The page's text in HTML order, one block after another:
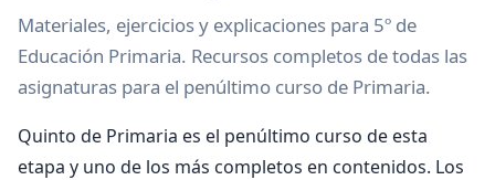
Materiales, ejercicios y explicaciones para 5º de
Educación Primaria. Recursos completos de todas las
asignaturas para el penúltimo curso de Primaria.
Quinto de Primaria es el penúltimo curso de esta
etapa y uno de los más completos en contenidos. Los